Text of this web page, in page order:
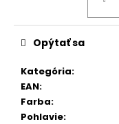
Kategória:
EAN:
Farba:
Pohlavie:
Opýtať sa